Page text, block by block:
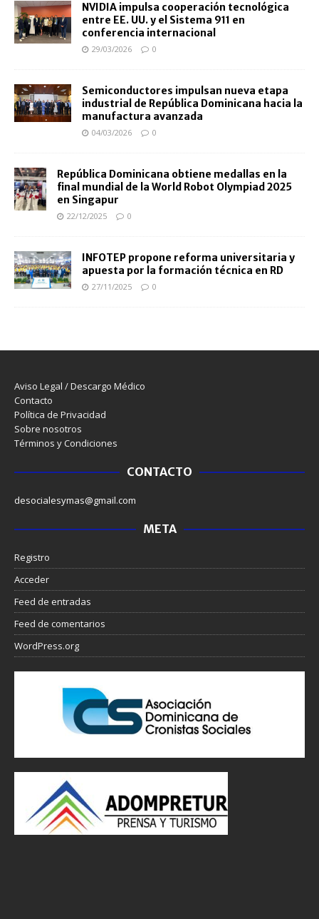
NVIDIA impulsa cooperación tecnológica
entre EE. UU. y el Sistema 911 en
conferencia internacional
29/03/2026 0
Semiconductores impulsan nueva etapa
industrial de República Dominicana hacia la
manufactura avanzada
04/03/2026 0
República Dominicana obtiene medallas en la
final mundial de la World Robot Olympiad 2025
en Singapur
22/12/2025 0
INFOTEP propone reforma universitaria y
apuesta por la formación técnica en RD
27/11/2025 0
Aviso Legal / Descargo Médico
Contacto
Política de Privacidad
Sobre nosotros
Términos y Condiciones
CONTACTO
desocialesymas@gmail.com
META
Registro
Acceder
Feed de entradas
Feed de comentarios
WordPress.org